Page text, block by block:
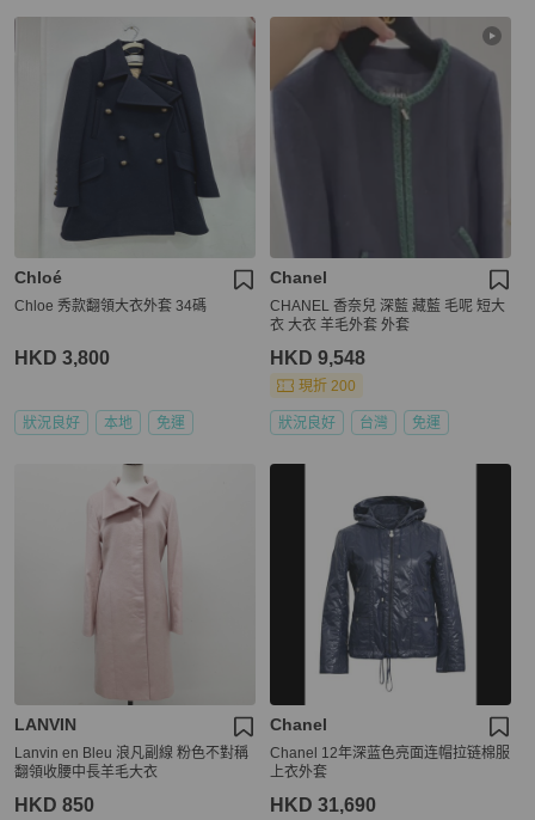
Chloé
Chloe 秀款翻領大衣外套 34碼
HKD 3,800
狀況良好 本地 免運
Chanel
CHANEL 香奈兒 深藍 藏藍 毛呢 短大
衣 大衣 羊毛外套 外套
HKD 9,548
現折 200
狀況良好 台灣 免運
LANVIN
Lanvin en Bleu 浪凡副線 粉色不對稱
翻領收腰中長羊毛大衣
HKD 850
Chanel
Chanel 12年深蓝色亮面连帽拉链棉服
上衣外套
HKD 31,690